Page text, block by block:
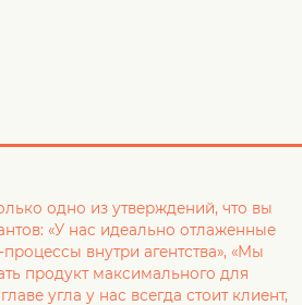
одно из утверждений, что вы
«У нас идеально отлаженные
внутри агентства», «Мы
продукт максимального для
угла у нас всегда стоит клиент,